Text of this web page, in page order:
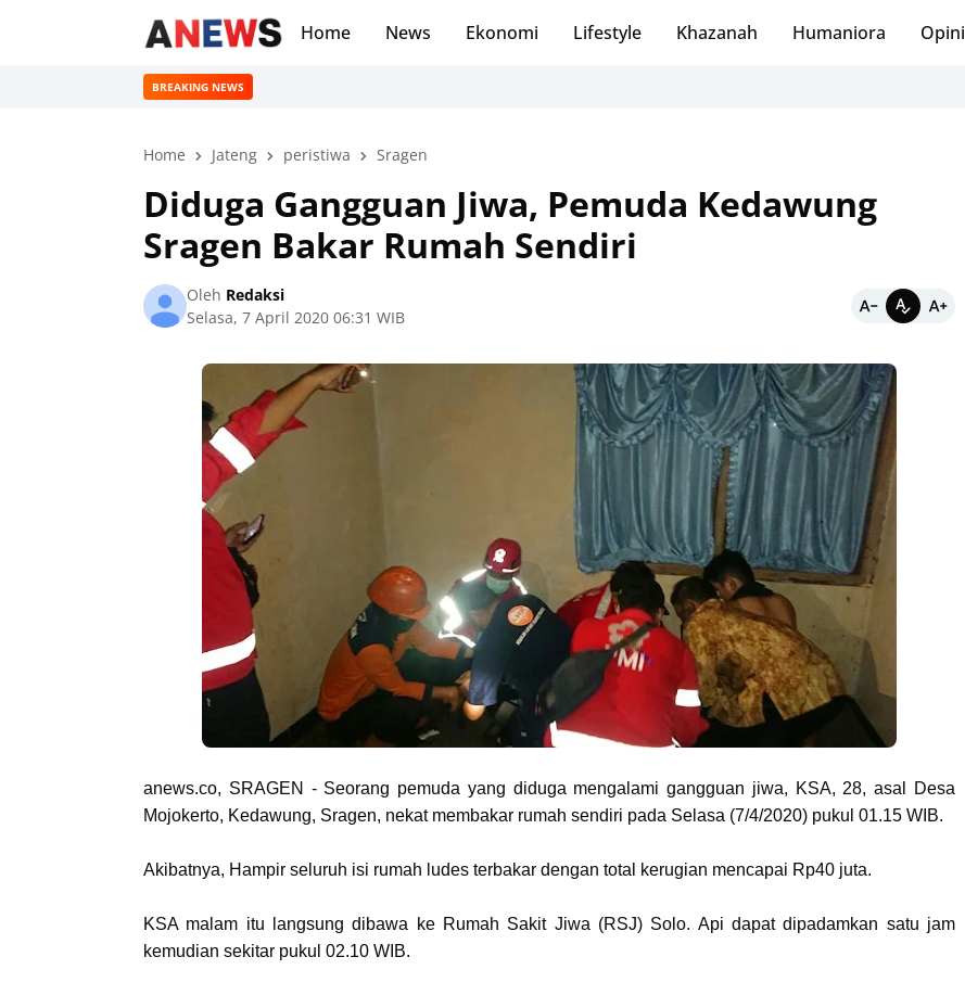
Home News Ekonomi Lifestyle Khazanah Humaniora Opini
BREAKING NEWS
Home Jateng peristiwa Sragen
Diduga Gangguan Jiwa, Pemuda Kedawung
Sragen Bakar Rumah Sendiri
Oleh Redaksi
Selasa, 7 April 2020 06:31 WIB
anews.co, SRAGEN - Seorang pemuda yang diduga mengalami gangguan jiwa, KSA, 28, asal Desa
Mojokerto, Kedawung, Sragen, nekat membakar rumah sendiri pada Selasa (7/4/2020) pukul 01.15 WIB.
Akibatnya, Hampir seluruh isi rumah ludes terbakar dengan total kerugian mencapai Rp40 juta.
KSA malam itu langsung dibawa ke Rumah Sakit Jiwa (RSJ) Solo. Api dapat dipadamkan satu jam
kemudian sekitar pukul 02.10 WIB.